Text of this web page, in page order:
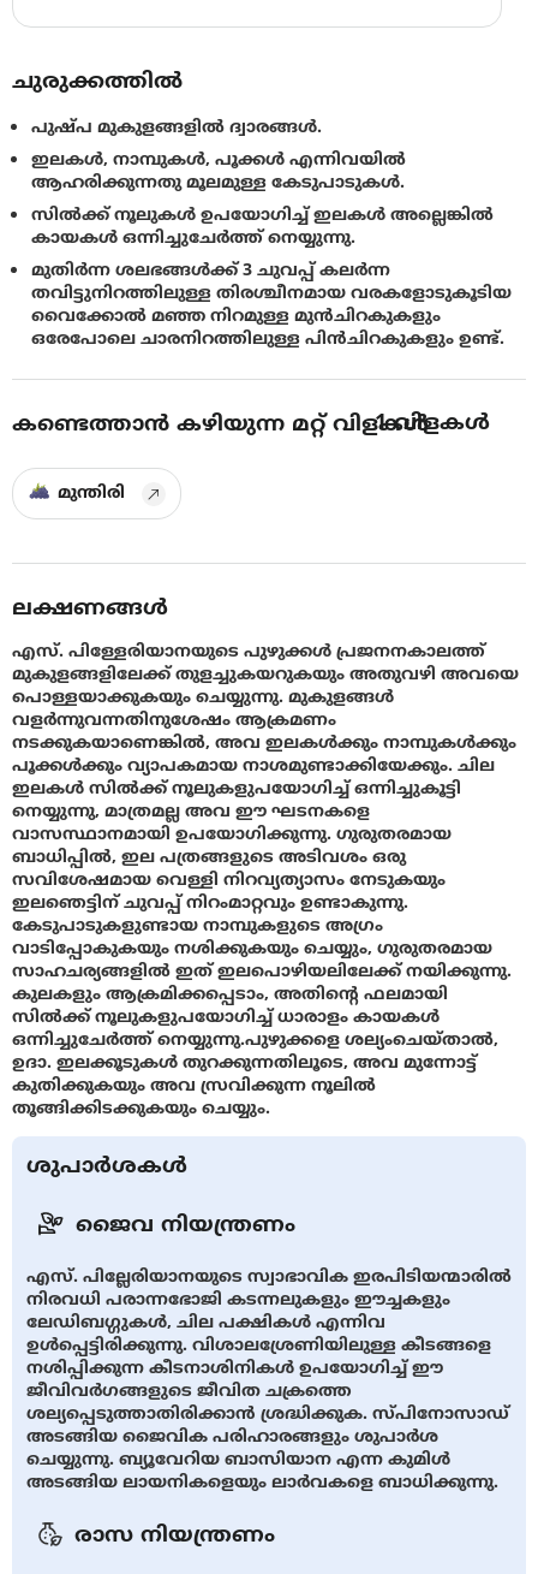
ചുരുക്കത്തിൽ
പുഷ്പ മുകുളങ്ങളിൽ ദ്വാരങ്ങൾ.
ഇലകൾ, നാമ്പുകൾ, പൂക്കൾ എന്നിവയിൽ
ആഹരിക്കുന്നതു മൂലമുള്ള കേടുപാടുകൾ.
സിൽക്ക് നൂലുകൾ ഉപയോഗിച്ച് ഇലകൾ അല്ലെങ്കിൽ
കായകൾ ഒന്നിച്ചുചേർത്ത് നെയ്യുന്നു.
മുതിർന്ന ശലഭങ്ങൾക്ക് 3 ചുവപ്പ് കലർന്ന
തവിട്ടുനിറത്തിലുള്ള തിരശ്ചീനമായ വരകളോടുകൂടിയ
വൈക്കോൽ‌ മഞ്ഞ നിറമുള്ള മുൻചിറകുകളും
ഒരേപോലെ ചാരനിറത്തിലുള്ള പിൻചിറകുകളും ഉണ്ട്.
കണ്ടെത്താൻ കഴിയുന്ന മറ്റ് വിളകൾ
1വിളകൾ
മുന്തിരി
ലക്ഷണങ്ങൾ
എസ്. പിള്ളേരിയാനയുടെ പുഴുക്കൾ പ്രജനനകാലത്ത്
മുകുളങ്ങളിലേക്ക് തുളച്ചുകയറുകയും അതുവഴി അവയെ
പൊള്ളയാക്കുകയും ചെയ്യുന്നു. മുകുളങ്ങൾ
വളർന്നുവന്നതിനുശേഷം ആക്രമണം
നടക്കുകയാണെങ്കിൽ, അവ ഇലകൾക്കും നാമ്പുകൾക്കും
പൂക്കൾക്കും വ്യാപകമായ നാശമുണ്ടാക്കിയേക്കും. ചില
ഇലകൾ സിൽക്ക് നൂലുകളുപയോഗിച്ച് ഒന്നിച്ചുകൂട്ടി
നെയ്യുന്നു, മാത്രമല്ല അവ ഈ ഘടനകളെ
വാസസ്ഥാനമായി ഉപയോഗിക്കുന്നു. ഗുരുതരമായ
ബാധിപ്പിൽ, ഇല പത്രങ്ങളുടെ അടിവശം ഒരു
സവിശേഷമായ വെള്ളി നിറവ്യത്യാസം നേടുകയും
ഇലഞെട്ടിന് ചുവപ്പ് നിറംമാറ്റവും ഉണ്ടാകുന്നു.
കേടുപാടുകളുണ്ടായ നാമ്പുകളുടെ അഗ്രം
വാടിപ്പോകുകയും നശിക്കുകയും ചെയ്യും, ഗുരുതരമായ
സാഹചര്യങ്ങളിൽ ഇത് ഇലപൊഴിയലിലേക്ക് നയിക്കുന്നു.
കുലകളും ആക്രമിക്കപ്പെടാം, അതിൻ്റെ ഫലമായി
സിൽക്ക് നൂലുകളുപയോഗിച്ച് ധാരാളം കായകൾ
ഒന്നിച്ചുചേർത്ത് നെയ്യുന്നു.പുഴുക്കളെ ശല്യംചെയ്താൽ,
ഉദാ. ഇലക്കൂടുകൾ തുറക്കുന്നതിലൂടെ, അവ മുന്നോട്ട്
കുതിക്കുകയും അവ സ്രവിക്കുന്ന നൂലിൽ
തൂങ്ങിക്കിടക്കുകയും ചെയ്യും.
ശുപാർശകൾ
ജൈവ നിയന്ത്രണം
എസ്. പില്ലേരിയാനയുടെ സ്വാഭാവിക ഇരപിടിയന്മാരിൽ
നിരവധി പരാന്നഭോജി കടന്നലുകളും ഈച്ചകളും
ലേഡിബഗ്ഗുകൾ, ചില പക്ഷികൾ എന്നിവ
ഉൾപ്പെട്ടിരിക്കുന്നു. വിശാലശ്രേണിയിലുള്ള കീടങ്ങളെ
നശിപ്പിക്കുന്ന കീടനാശിനികൾ ഉപയോഗിച്ച് ഈ
ജീവിവർഗങ്ങളുടെ ജീവിത ചക്രത്തെ
ശല്യപ്പെടുത്താതിരിക്കാൻ ശ്രദ്ധിക്കുക. സ്പിനോസാഡ്
അടങ്ങിയ ജൈവിക പരിഹാരങ്ങളും ശുപാർശ
ചെയ്യുന്നു. ബ്യൂവേറിയ ബാസിയാന എന്ന കുമിൾ
അടങ്ങിയ ലായനികളെയും ലാർവകളെ ബാധിക്കുന്നു.
രാസ നിയന്ത്രണം